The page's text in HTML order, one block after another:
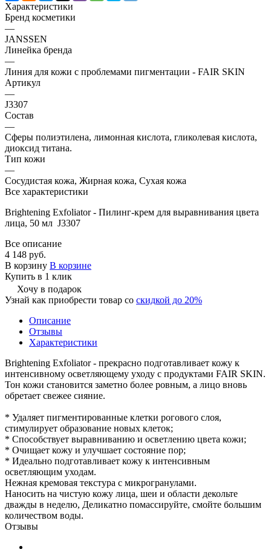
Характеристики
Бренд косметики
—
JANSSEN
Линейка бренда
—
Линия для кожи с проблемами пигментации - FAIR SKIN
Артикул
—
J3307
Состав
—
Сферы полиэтилена, лимонная кислота, гликолевая кислота,
диоксид титана.
Тип кожи
—
Сосудистая кожа, Жирная кожа, Сухая кожа
Все характеристики
Brightening Exfoliator - Пилинг-крем для выравнивания цвета
лица, 50 мл J3307
Все описание
4 148 руб.
В корзину В корзине
Купить в 1 клик
Хочу в подарок
Узнай как приобрести товар со скидкой до 20%
Описание
Отзывы
Характеристики
Brightening Exfoliator - прекрасно подготавливает кожу к
интенсивному осветляющему уходу с продуктами FAIR SKIN.
Тон кожи становится заметно более ровным, а лицо вновь
обретает свежее сияние.
* Удаляет пигментированные клетки рогового слоя,
стимулирует образование новых клеток;
* Способствует выравниванию и осветлению цвета кожи;
* Очищает кожу и улучшает состояние пор;
* Идеально подготавливает кожу к интенсивным
осветляющим уходам.
Нежная кремовая текстура с микрогранулами.
Наносить на чистую кожу лица, шеи и области декольте
дважды в неделю, Деликатно помассируйте, смойте большим
количеством воды.
Отзывы